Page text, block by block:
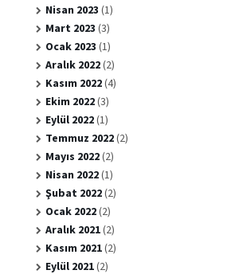
Nisan 2023 (1)
Mart 2023 (3)
Ocak 2023 (1)
Aralık 2022(2)
Kasım 2022(4)
Ekim 2022(3)
Eylül 2022(1)
Temmuz 2022(2)
Mayıs 2022(2)
Nisan 2022(1)
Şubat 2022(2)
Ocak 2022(2)
Aralık 2021(2)
Kasım 2021(2)
Eylül 2021(2)